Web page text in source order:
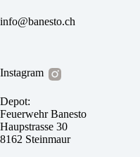
info@banesto.ch
Instagram
Depot:
Feuerwehr Banesto
Haupstrasse 30
8162 Steinmaur